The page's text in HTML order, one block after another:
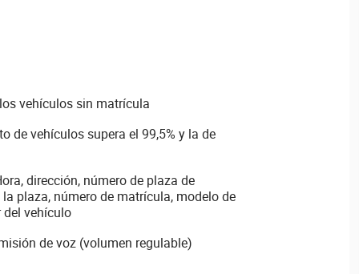
vehículos sin matrícula
de vehículos supera el 99,5% y la de
dirección, número de plaza de
plaza, número de matrícula, modelo de
vehículo
de voz (volumen regulable)